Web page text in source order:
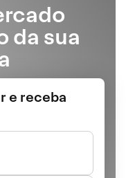
da sua
e receba